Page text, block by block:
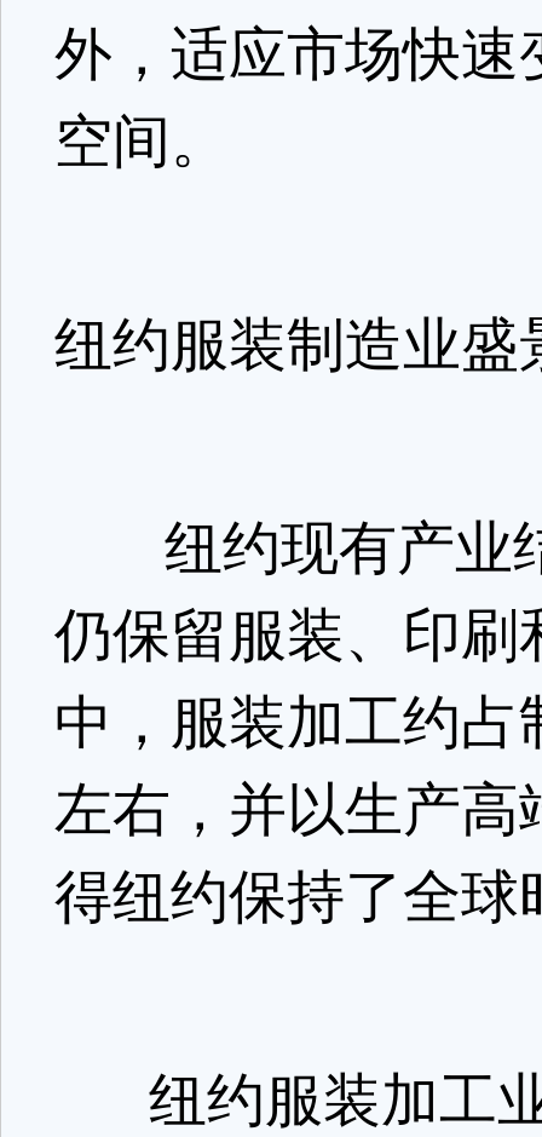
外，适应市场快
空间。
纽约服装制造业盛
纽约现有产业结
仍保留服装、印
中，服装加工约
左右，并以生产
得纽约保持了全
纽约服装加工业